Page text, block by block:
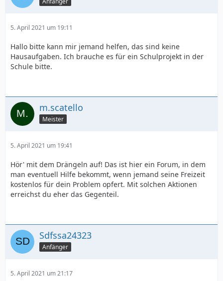
5. April 2021 um 19:11
Hallo bitte kann mir jemand helfen, das sind keine
Hausaufgaben. Ich brauche es für ein Schulprojekt in der
Schule bitte.
m.scatello
Meister
5. April 2021 um 19:41
Hör' mit dem Drängeln auf! Das ist hier ein Forum, in dem
man eventuell Hilfe bekommt, wenn jemand seine Freizeit
kostenlos für dein Problem opfert. Mit solchen Aktionen
erreichst du eher das Gegenteil.
Sdfssa24323
Anfänger
5. April 2021 um 21:17